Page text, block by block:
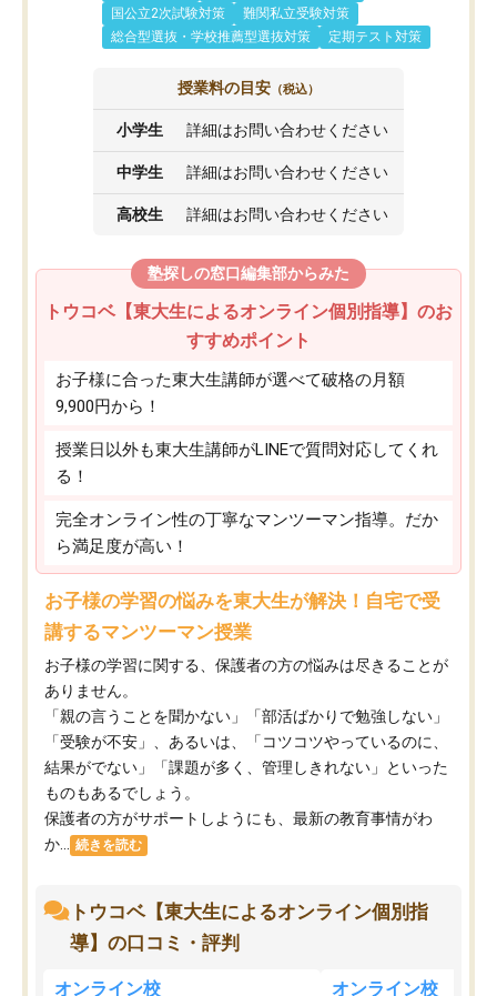
国公立2次試験対策
難関私立受験対策
総合型選抜・学校推薦型選抜対策
定期テスト対策
授業料の目安 （税込）
小学生 詳細はお問い合わせください
中学生 詳細はお問い合わせください
高校生 詳細はお問い合わせください
塾探しの窓口編集部からみた
トウコベ【東大生によるオンライン個別指導】のお
すすめポイント
お子様に合った東大生講師が選べて破格の月額
9,900円から！
授業日以外も東大生講師がLINEで質問対応してくれ
る！
完全オンライン性の丁寧なマンツーマン指導。だか
ら満足度が高い！
お子様の学習の悩みを東大生が解決！自宅で受
講するマンツーマン授業
お子様の学習に関する、保護者の方の悩みは尽きることが
ありません。
「親の言うことを聞かない」「部活ばかりで勉強しない」
「受験が不安」、あるいは、「コツコツやっているのに、
結果がでない」「課題が多く、管理しきれない」といった
ものもあるでしょう。
保護者の方がサポートしようにも、最新の教育事情がわ
か...
続きを読む
トウコベ【東大生によるオンライン個別指
導】の口コミ・評判
オンライン校 オンライン校